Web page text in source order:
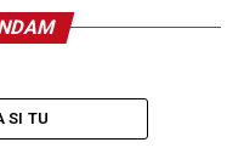
active. Îl găsești într-o
mult pe jos, zile
SI TU